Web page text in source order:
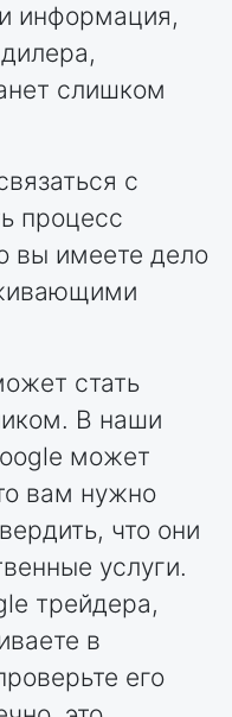
информация,
слишком
с
процесс
вы имеете дело
стать
В наши
может
вам нужно
что они
услуги.
трейдера,
в
его